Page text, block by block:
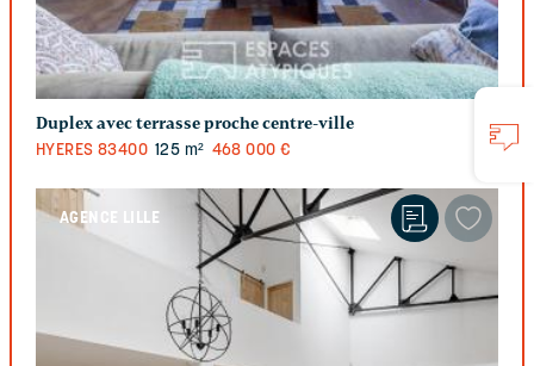
Duplex avec terrasse proche centre-ville
HYERES 83400 125 m² 468 000 €
AGENCE LILLE